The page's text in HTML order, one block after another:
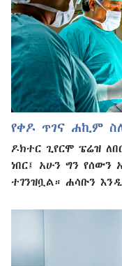
የቀዶ ጥገና ሐኪም
ዶክተር ጊየርሞ ፔሬዝ
ነበር፤ አሁን ግን የሰውን
ተገንዝቧል። ሐሳቡን